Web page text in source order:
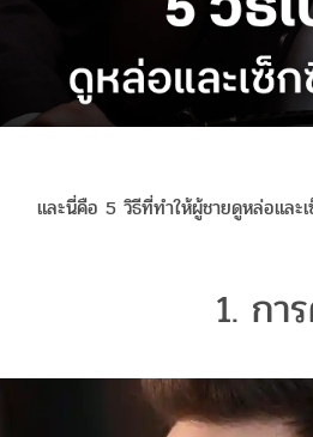
และนี่คือ 5 วิธีที่ทำให้ผู้ชายดูหล่อและเซ็
1. กา